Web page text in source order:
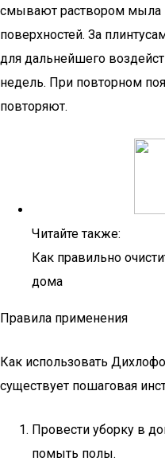
смывают раствором мыла
поверхностей. За
для дальнейшего
недель. При повторном
повторяют.
Читайте также:
Как правильно
дома
Правила применения
Как использовать
существует пошаговая
Провести уборку в
помыть полы.